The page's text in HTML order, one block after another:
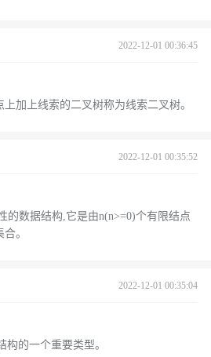
2022-12-01 00:36:45
加上线索的二叉树称为线索二叉树。
2022-12-01 00:35:52
的数据结构,它是由n(n>=0)个有限结点
。
2022-12-01 00:35:04
构的一个重要类型。